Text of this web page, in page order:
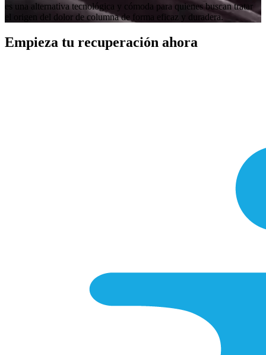
es una alternativa tecnológica y cómoda para quienes buscan tratar
el origen del dolor de columna de forma eficaz y duradera.
Empieza tu recuperación ahora